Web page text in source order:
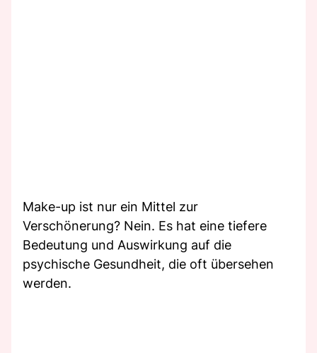
Make-up ist nur ein Mittel zur
Verschönerung? Nein. Es hat eine tiefere
Bedeutung und Auswirkung auf die
psychische Gesundheit, die oft übersehen
werden.